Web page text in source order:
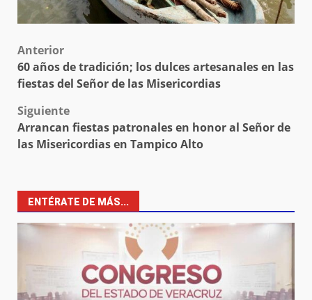
Post
navigation
Anterior
60 años de tradición; los dulces artesanales en las
fiestas del Señor de las Misericordias
Siguiente
Arrancan fiestas patronales en honor al Señor de
las Misericordias en Tampico Alto
ENTÉRATE DE MÁS...